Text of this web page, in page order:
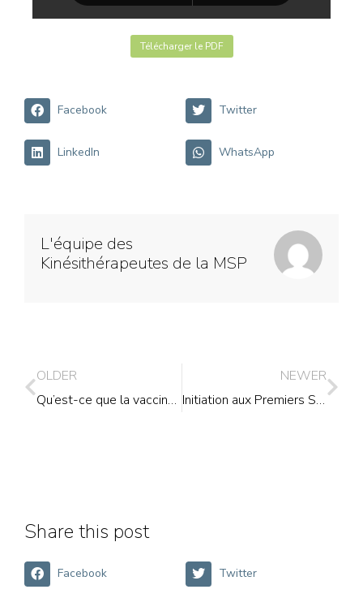
Télécharger le PDF
Facebook Twitter
LinkedIn WhatsApp
L'équipe des
Kinésithérapeutes de la MSP
OLDER
Qu’est-ce que la vaccination ?
NEWER
Initiation aux Premiers Secours
Share this post
Facebook Twitter